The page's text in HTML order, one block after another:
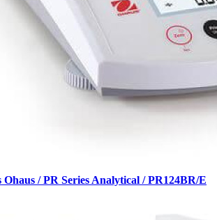
Ohaus / PR Series Analytical / PR124BR/E